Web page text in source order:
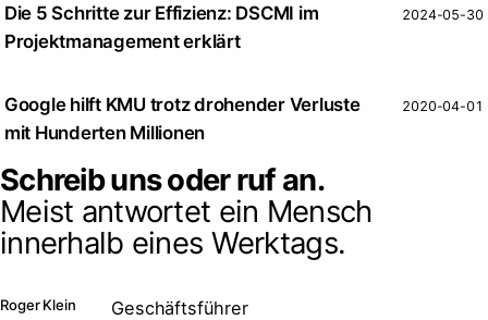
Die 5 Schritte zur Effizienz: DSCMI im
Projektmanagement erklärt
2024-05-30
Google hilft KMU trotz drohender Verluste
mit Hunderten Millionen
2020-04-01
Schreib uns oder ruf an.
Meist antwortet ein Mensch
innerhalb eines Werktags.
Roger Klein Geschäftsführer